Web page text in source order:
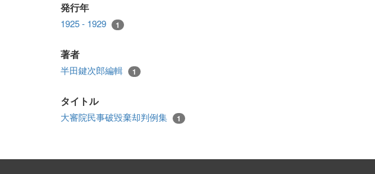
発行年
1925 - 1929 1
著者
半田鍵次郎編輯 1
タイトル
大審院民事破毀棄却判例集 1